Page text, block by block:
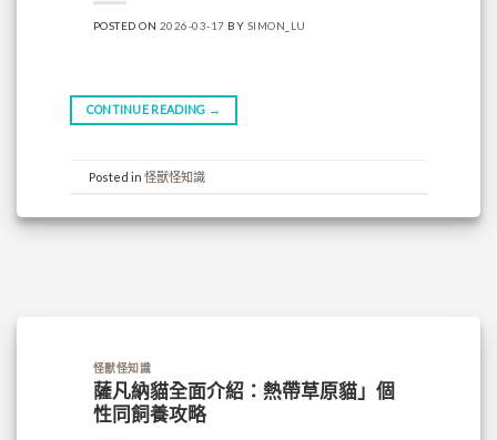
POSTED ON 2026-03-17 BY SIMON_LU
CONTINUE READING →
Posted in 怪獸怪知識
怪獸怪知識
薩凡納貓全面介紹：熱帶草原貓」個
性同飼養攻略